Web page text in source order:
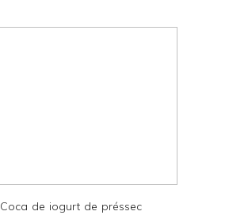
d
Coca de iogurt de préssec